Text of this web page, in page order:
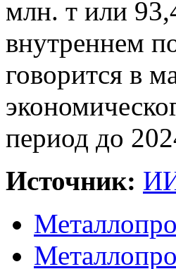
млн. т или
внутреннем
говорится в
период до
Источник: